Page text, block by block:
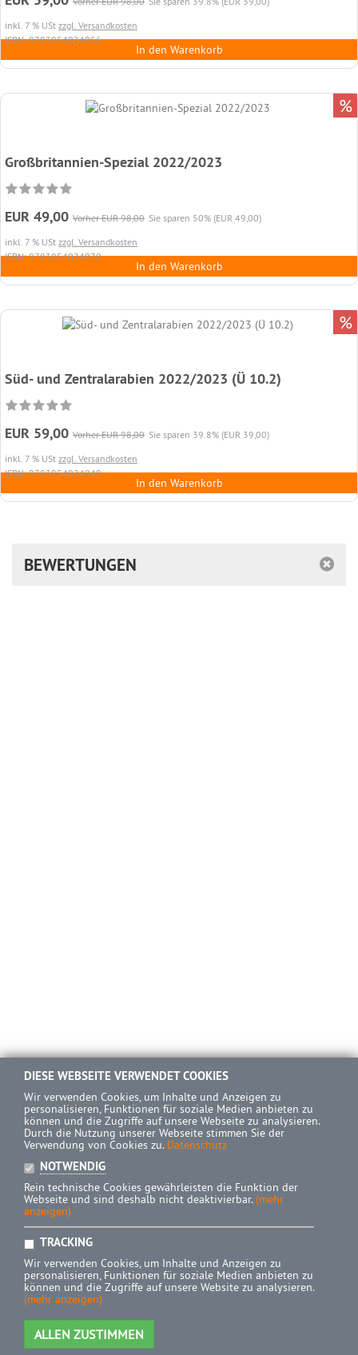
inkl. 7 % USt zzgl. Versandkosten
ISBN: 9783954024056
In den Warenkorb
Großbritannien-Spezial 2022/2023
EUR 49,00 Vorher EUR 98,00 Sie sparen 50% (EUR 49,00)
inkl. 7 % USt zzgl. Versandkosten
ISBN: 9783954024070
In den Warenkorb
%
Süd- und Zentralarabien 2022/2023 (Ü 10.2)
EUR 59,00 Vorher EUR 98,00 Sie sparen 39.8% (EUR 39,00)
inkl. 7 % USt zzgl. Versandkosten
ISBN: 9783954024049
In den Warenkorb
%
BEWERTUNGEN
DIESE WEBSEITE VERWENDET COOKIES
Wir verwenden Cookies, um Inhalte und Anzeigen zu
personalisieren, Funktionen für soziale Medien anbieten zu
können und die Zugriffe auf unsere Webseite zu analysieren.
Durch die Nutzung unserer Webseite stimmen Sie der
Verwendung von Cookies zu. Datenschutz
NOTWENDIG
Rein technische Cookies gewährleisten die Funktion der
Webseite und sind deshalb nicht deaktivierbar. (mehr
anzeigen)
TRACKING
Wir verwenden Cookies, um Inhalte und Anzeigen zu
personalisieren, Funktionen für soziale Medien anbieten zu
können und die Zugriffe auf unsere Website zu analysieren.
(mehr anzeigen)
ALLEN ZUSTIMMEN